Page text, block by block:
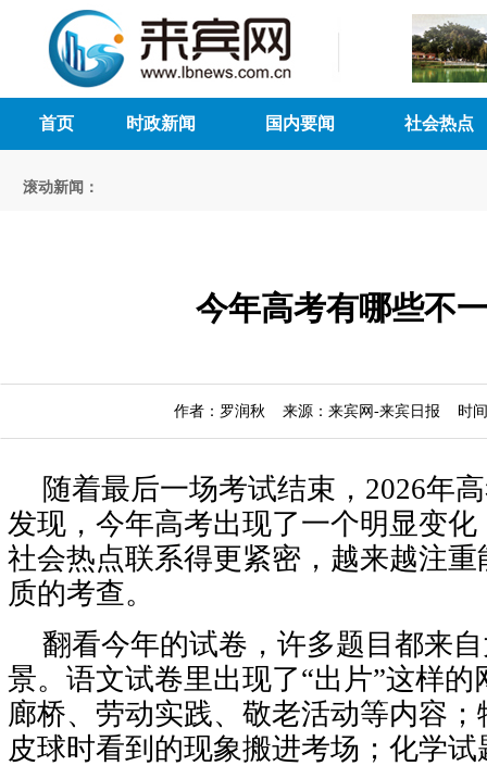
首页 时政新闻 国内要闻 社会热点
滚动新闻：
今年高考有哪些不
作者：罗润秋 来源：来宾网-来宾日报 时间
随着最后一场考试结束，2026年
发现，今年高考出现了一个明显变
社会热点联系得更紧密，越来越注
质的考查。
翻看今年的试卷，许多题目都来
景。语文试卷里出现了“出片”这样
廊桥、劳动实践、敬老活动等内容
皮球时看到的现象搬进考场；化学